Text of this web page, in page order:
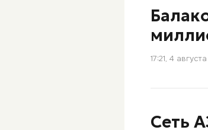
17:21, 4 августа
Сеть